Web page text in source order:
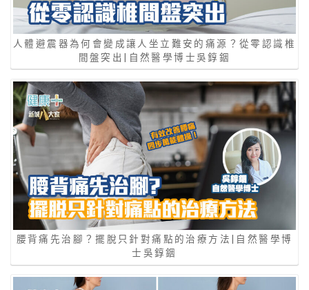
人體避震器為何會變成讓人坐立難安的痛源？從零認識椎
間盤突出|自然醫學博士吳錞銦
腰背痛先治腳？擺脫只針對痛點的治療方法|自然醫學博
士吳錞銦